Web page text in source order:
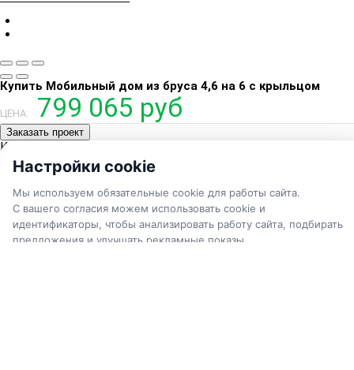
Купить Мобильный дом из бруса 4,6 на 6 с крыльцом
ЦЕНА: 799 065 руб
Заказать проект
Настройки cookie
Мы используем обязательные cookie для работы сайта.
С вашего согласия можем использовать cookie и
идентификаторы, чтобы анализировать работу сайта, подбирать
предложения и улучшать рекламные показы.
Каталог Рассчитать Сравнение
Избранное 0 Корзина
Категории
Барнхаусы
Дома афрейм
Бани
Каркасные дома
Дома из бруса
Мобильные дома
Наши работы